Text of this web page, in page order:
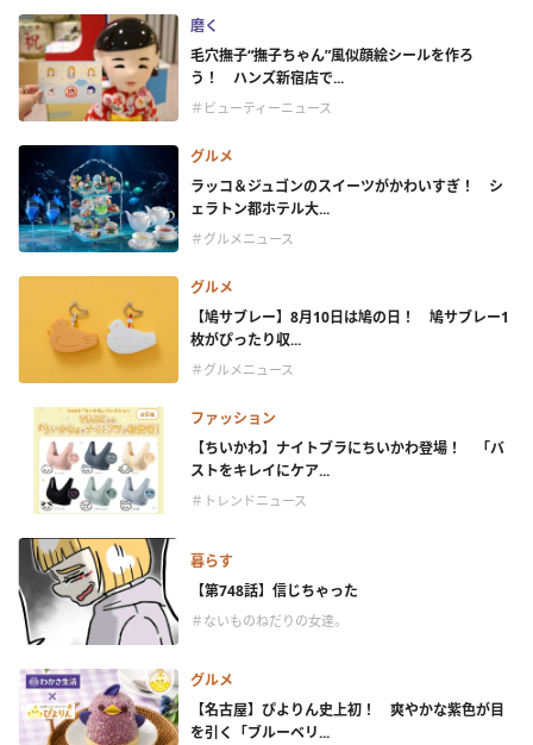
磨く
毛穴撫子“撫子ちゃん”風似顔絵シールを作ろ
う！ ハンズ新宿店で...
＃ビューティーニュース
グルメ
ラッコ＆ジュゴンのスイーツがかわいすぎ！ シ
ェラトン都ホテル大...
＃グルメニュース
グルメ
【鳩サブレー】8月10日は鳩の日！ 鳩サブレー1
枚がぴったり収...
＃グルメニュース
ファッション
【ちいかわ】ナイトブラにちいかわ登場！ 「バ
ストをキレイにケア...
＃トレンドニュース
暮らす
【第748話】信じちゃった
＃ないものねだりの女達。
グルメ
【名古屋】ぴよりん史上初！ 爽やかな紫色が目
を引く「ブルーベリ...